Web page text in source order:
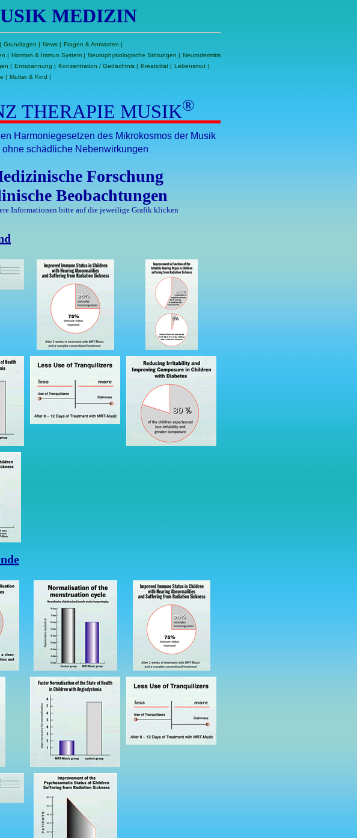
MEDIZIN
Grundlagen | News| Fragen & Antworten |
| Hormon & Immun System | Neurophysiologische Störungen | Neurodermitis
| Entspannung | Konzentration / Gedächtnis | Kreativität | Lebensmut |
| Mutter & Kind |
THERAPIE MUSIK®
Harmoniegesetzen des Mikrokosmos der Musik
schädliche Nebenwirkungen
Forschung
Beobachtungen
Informationen bitte auf die jeweilige Grafik klicken